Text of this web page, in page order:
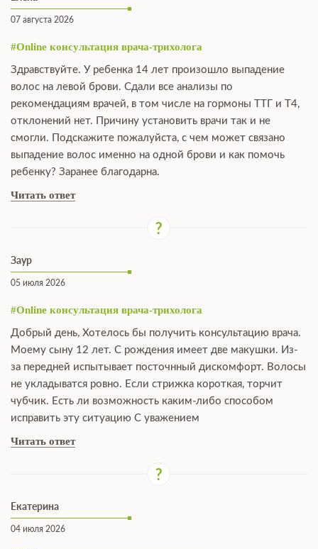
07 августа 2026
#Online консультация врача-трихолога
Здравствуйте. У ребенка 14 лет произошло выпадение
волос на левой брови. Сдали все анализы по
рекомендациям врачей, в том числе на гормоны ТТГ и Т4,
отклонений нет. Причину установить врачи так и не
смогли. Подскажите пожалуйста, с чем может связано
выпадение волос именно на одной брови и как помочь
ребенку? Заранее благодарна.
Читать ответ
Заур
05 июля 2026
#Online консультация врача-трихолога
Добрый день, Хотелось бы получить консультацию врача.
Моему сыну 12 лет. С рождения имеет две макушки. Из-
за передней испытывает посточнный дискомфорт. Волосы
не укладыватся ровно. Если стрижка короткая, торчит
чубчик. Есть ли возможность каким-либо способом
исправить эту ситуацию С уважением
Читать ответ
Екатерина
04 июля 2026